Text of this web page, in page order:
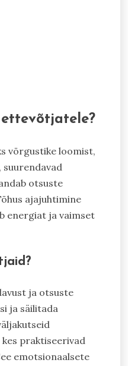
võrgustike loomist,
otsuste
ajajuhtimine
energiat ja vaimset
ja otsuste
ja säilitada
praktiseerivad
emotsionaalsete